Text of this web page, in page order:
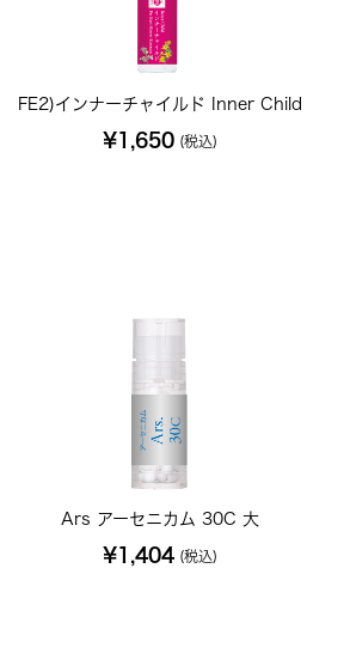
FE2)インナーチャイルド Inner Child
¥1,650 (税込)
Ars アーセニカム 30C 大
¥1,404 (税込)